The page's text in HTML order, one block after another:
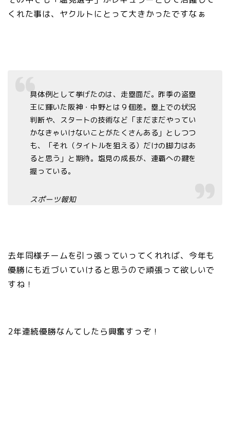
くれた事は、ヤクルトにとって大きかったですなぁ
具体例として挙げたのは、走塁面だ。昨季の盗塁
王に輝いた阪神・中野とは９個差。塁上での状況
判断や、スタートの技術など「まだまだやってい
かなきゃいけないことがたくさんある」としつつ
も、「それ（タイトルを狙える）だけの脚力はあ
ると思う」と期待。塩見の成長が、連覇への鍵を
握っている。
スポーツ報知
去年同様チームを引っ張っていってくれれば、今年も
優勝にも近づいていけると思うので頑張って欲しいで
すね！
2年連続優勝なんてしたら興奮すっぞ！